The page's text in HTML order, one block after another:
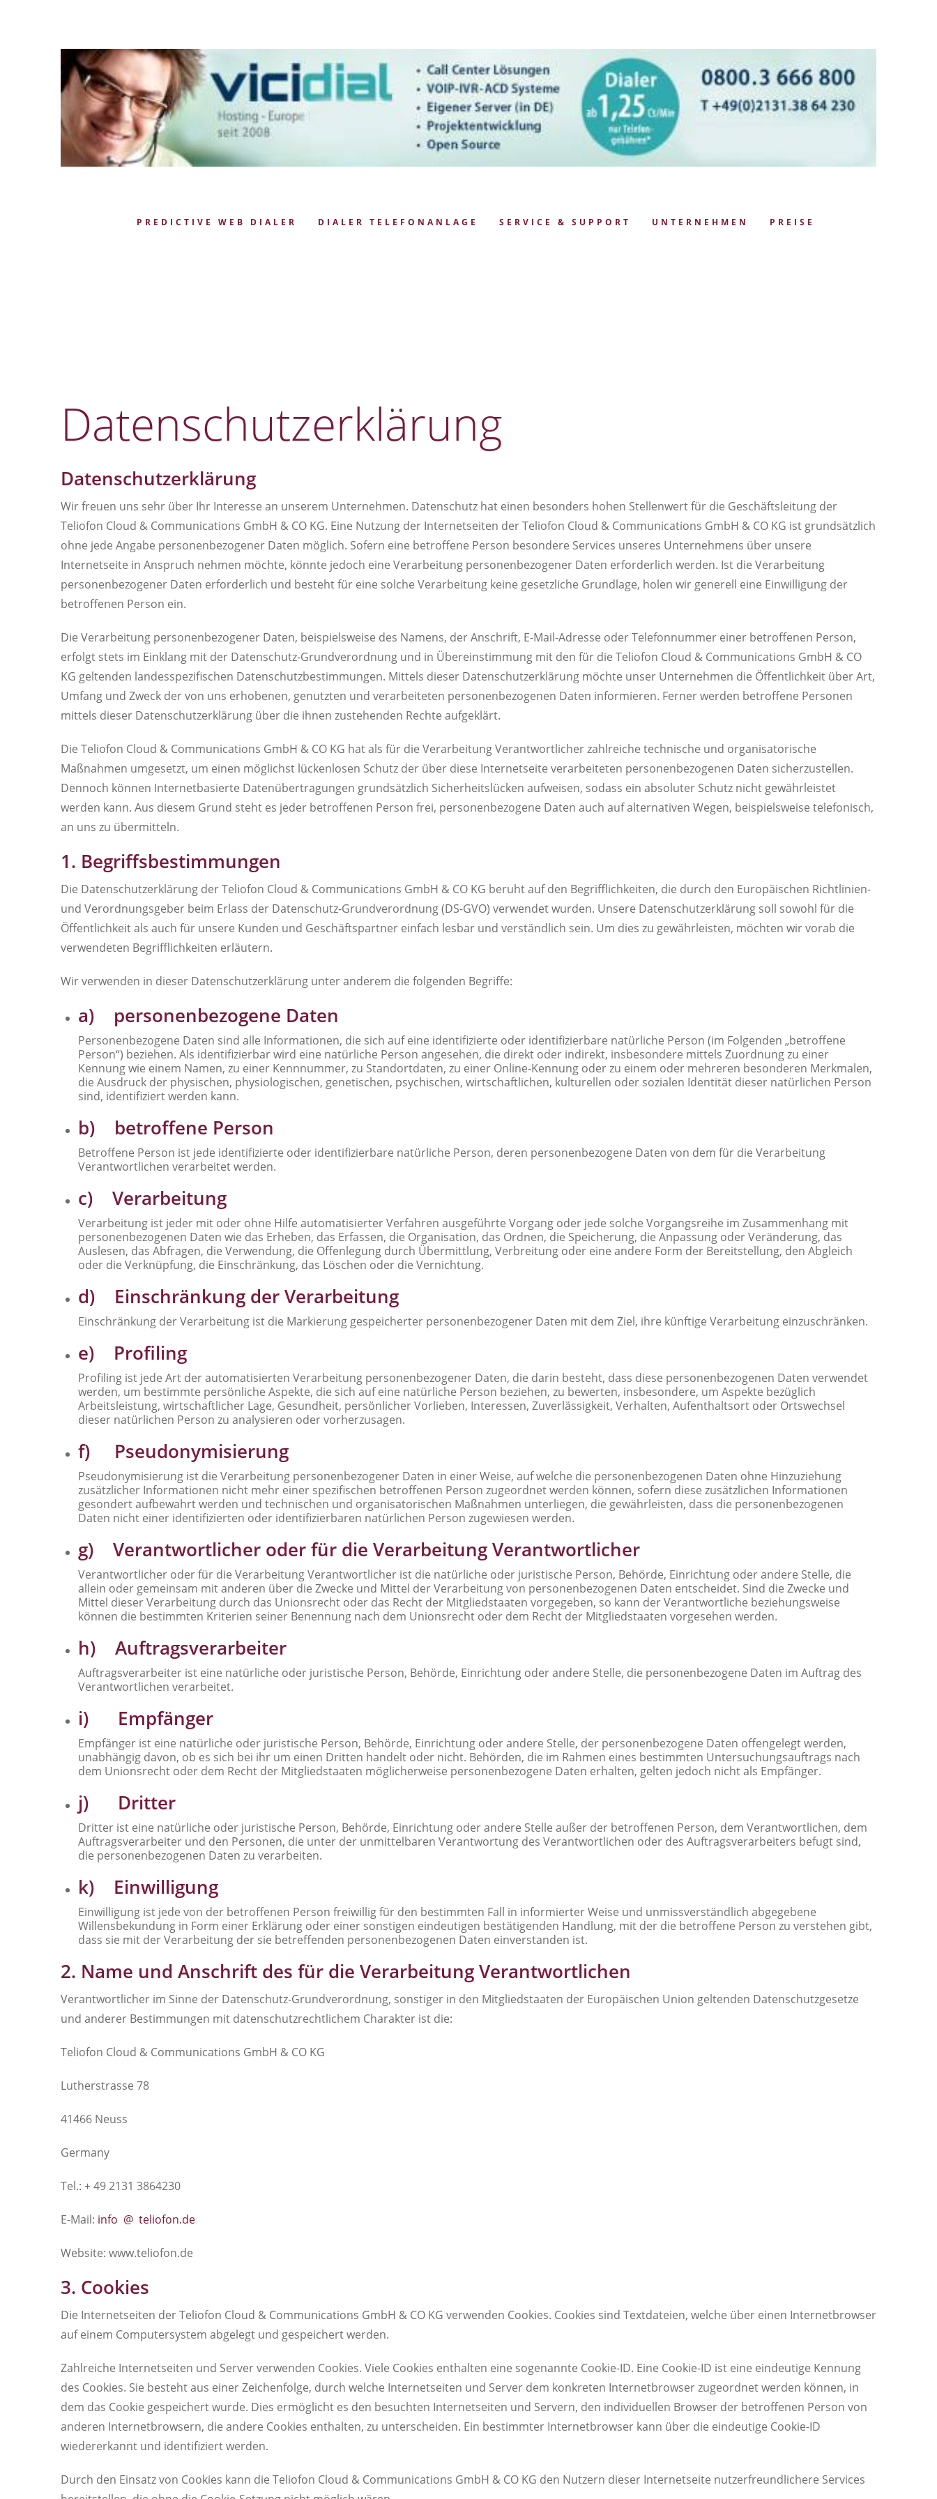
PREDICTIVE WEB DIALER DIALER TELEFONANLAGE SERVICE & SUPPORT UNTERNEHMEN PREISE
Datenschutzerklärung
Datenschutzerklärung
Wir freuen uns sehr über Ihr Interesse an unserem Unternehmen. Datenschutz hat einen besonders hohen Stellenwert für die Geschäftsleitung der
Teliofon Cloud & Communications GmbH & CO KG. Eine Nutzung der Internetseiten der Teliofon Cloud & Communications GmbH & CO KG ist grundsätzlich
ohne jede Angabe personenbezogener Daten möglich. Sofern eine betroffene Person besondere Services unseres Unternehmens über unsere
Internetseite in Anspruch nehmen möchte, könnte jedoch eine Verarbeitung personenbezogener Daten erforderlich werden. Ist die Verarbeitung
personenbezogener Daten erforderlich und besteht für eine solche Verarbeitung keine gesetzliche Grundlage, holen wir generell eine Einwilligung der
betroffenen Person ein.
Die Verarbeitung personenbezogener Daten, beispielsweise des Namens, der Anschrift, E-Mail-Adresse oder Telefonnummer einer betroffenen Person,
erfolgt stets im Einklang mit der Datenschutz-Grundverordnung und in Übereinstimmung mit den für die Teliofon Cloud & Communications GmbH & CO
KG geltenden landesspezifischen Datenschutzbestimmungen. Mittels dieser Datenschutzerklärung möchte unser Unternehmen die Öffentlichkeit über Art,
Umfang und Zweck der von uns erhobenen, genutzten und verarbeiteten personenbezogenen Daten informieren. Ferner werden betroffene Personen
mittels dieser Datenschutzerklärung über die ihnen zustehenden Rechte aufgeklärt.
Die Teliofon Cloud & Communications GmbH & CO KG hat als für die Verarbeitung Verantwortlicher zahlreiche technische und organisatorische
Maßnahmen umgesetzt, um einen möglichst lückenlosen Schutz der über diese Internetseite verarbeiteten personenbezogenen Daten sicherzustellen.
Dennoch können Internetbasierte Datenübertragungen grundsätzlich Sicherheitslücken aufweisen, sodass ein absoluter Schutz nicht gewährleistet
werden kann. Aus diesem Grund steht es jeder betroffenen Person frei, personenbezogene Daten auch auf alternativen Wegen, beispielsweise telefonisch,
an uns zu übermitteln.
1. Begriffsbestimmungen
Die Datenschutzerklärung der Teliofon Cloud & Communications GmbH & CO KG beruht auf den Begrifflichkeiten, die durch den Europäischen Richtlinien-
und Verordnungsgeber beim Erlass der Datenschutz-Grundverordnung (DS-GVO) verwendet wurden. Unsere Datenschutzerklärung soll sowohl für die
Öffentlichkeit als auch für unsere Kunden und Geschäftspartner einfach lesbar und verständlich sein. Um dies zu gewährleisten, möchten wir vorab die
verwendeten Begrifflichkeiten erläutern.
Wir verwenden in dieser Datenschutzerklärung unter anderem die folgenden Begriffe:
a) personenbezogene Daten
Personenbezogene Daten sind alle Informationen, die sich auf eine identifizierte oder identifizierbare natürliche Person (im Folgenden „betroffene
Person“) beziehen. Als identifizierbar wird eine natürliche Person angesehen, die direkt oder indirekt, insbesondere mittels Zuordnung zu einer
Kennung wie einem Namen, zu einer Kennnummer, zu Standortdaten, zu einer Online-Kennung oder zu einem oder mehreren besonderen Merkmalen,
die Ausdruck der physischen, physiologischen, genetischen, psychischen, wirtschaftlichen, kulturellen oder sozialen Identität dieser natürlichen Person
sind, identifiziert werden kann.
b) betroffene Person
Betroffene Person ist jede identifizierte oder identifizierbare natürliche Person, deren personenbezogene Daten von dem für die Verarbeitung
Verantwortlichen verarbeitet werden.
c) Verarbeitung
Verarbeitung ist jeder mit oder ohne Hilfe automatisierter Verfahren ausgeführte Vorgang oder jede solche Vorgangsreihe im Zusammenhang mit
personenbezogenen Daten wie das Erheben, das Erfassen, die Organisation, das Ordnen, die Speicherung, die Anpassung oder Veränderung, das
Auslesen, das Abfragen, die Verwendung, die Offenlegung durch Übermittlung, Verbreitung oder eine andere Form der Bereitstellung, den Abgleich
oder die Verknüpfung, die Einschränkung, das Löschen oder die Vernichtung.
d) Einschränkung der Verarbeitung
Einschränkung der Verarbeitung ist die Markierung gespeicherter personenbezogener Daten mit dem Ziel, ihre künftige Verarbeitung einzuschränken.
e) Profiling
Profiling ist jede Art der automatisierten Verarbeitung personenbezogener Daten, die darin besteht, dass diese personenbezogenen Daten verwendet
werden, um bestimmte persönliche Aspekte, die sich auf eine natürliche Person beziehen, zu bewerten, insbesondere, um Aspekte bezüglich
Arbeitsleistung, wirtschaftlicher Lage, Gesundheit, persönlicher Vorlieben, Interessen, Zuverlässigkeit, Verhalten, Aufenthaltsort oder Ortswechsel
dieser natürlichen Person zu analysieren oder vorherzusagen.
f) Pseudonymisierung
Pseudonymisierung ist die Verarbeitung personenbezogener Daten in einer Weise, auf welche die personenbezogenen Daten ohne Hinzuziehung
zusätzlicher Informationen nicht mehr einer spezifischen betroffenen Person zugeordnet werden können, sofern diese zusätzlichen Informationen
gesondert aufbewahrt werden und technischen und organisatorischen Maßnahmen unterliegen, die gewährleisten, dass die personenbezogenen
Daten nicht einer identifizierten oder identifizierbaren natürlichen Person zugewiesen werden.
g) Verantwortlicher oder für die Verarbeitung Verantwortlicher
Verantwortlicher oder für die Verarbeitung Verantwortlicher ist die natürliche oder juristische Person, Behörde, Einrichtung oder andere Stelle, die
allein oder gemeinsam mit anderen über die Zwecke und Mittel der Verarbeitung von personenbezogenen Daten entscheidet. Sind die Zwecke und
Mittel dieser Verarbeitung durch das Unionsrecht oder das Recht der Mitgliedstaaten vorgegeben, so kann der Verantwortliche beziehungsweise
können die bestimmten Kriterien seiner Benennung nach dem Unionsrecht oder dem Recht der Mitgliedstaaten vorgesehen werden.
h) Auftragsverarbeiter
Auftragsverarbeiter ist eine natürliche oder juristische Person, Behörde, Einrichtung oder andere Stelle, die personenbezogene Daten im Auftrag des
Verantwortlichen verarbeitet.
i) Empfänger
Empfänger ist eine natürliche oder juristische Person, Behörde, Einrichtung oder andere Stelle, der personenbezogene Daten offengelegt werden,
unabhängig davon, ob es sich bei ihr um einen Dritten handelt oder nicht. Behörden, die im Rahmen eines bestimmten Untersuchungsauftrags nach
dem Unionsrecht oder dem Recht der Mitgliedstaaten möglicherweise personenbezogene Daten erhalten, gelten jedoch nicht als Empfänger.
j) Dritter
Dritter ist eine natürliche oder juristische Person, Behörde, Einrichtung oder andere Stelle außer der betroffenen Person, dem Verantwortlichen, dem
Auftragsverarbeiter und den Personen, die unter der unmittelbaren Verantwortung des Verantwortlichen oder des Auftragsverarbeiters befugt sind,
die personenbezogenen Daten zu verarbeiten.
k) Einwilligung
Einwilligung ist jede von der betroffenen Person freiwillig für den bestimmten Fall in informierter Weise und unmissverständlich abgegebene
Willensbekundung in Form einer Erklärung oder einer sonstigen eindeutigen bestätigenden Handlung, mit der die betroffene Person zu verstehen gibt,
dass sie mit der Verarbeitung der sie betreffenden personenbezogenen Daten einverstanden ist.
2. Name und Anschrift des für die Verarbeitung Verantwortlichen
Verantwortlicher im Sinne der Datenschutz-Grundverordnung, sonstiger in den Mitgliedstaaten der Europäischen Union geltenden Datenschutzgesetze
und anderer Bestimmungen mit datenschutzrechtlichem Charakter ist die:
Teliofon Cloud & Communications GmbH & CO KG
Lutherstrasse 78
41466 Neuss
Germany
Tel.: + 49 2131 3864230
E-Mail: info @ teliofon.de
Website: www.teliofon.de
3. Cookies
Die Internetseiten der Teliofon Cloud & Communications GmbH & CO KG verwenden Cookies. Cookies sind Textdateien, welche über einen Internetbrowser
auf einem Computersystem abgelegt und gespeichert werden.
Zahlreiche Internetseiten und Server verwenden Cookies. Viele Cookies enthalten eine sogenannte Cookie-ID. Eine Cookie-ID ist eine eindeutige Kennung
des Cookies. Sie besteht aus einer Zeichenfolge, durch welche Internetseiten und Server dem konkreten Internetbrowser zugeordnet werden können, in
dem das Cookie gespeichert wurde. Dies ermöglicht es den besuchten Internetseiten und Servern, den individuellen Browser der betroffenen Person von
anderen Internetbrowsern, die andere Cookies enthalten, zu unterscheiden. Ein bestimmter Internetbrowser kann über die eindeutige Cookie-ID
wiedererkannt und identifiziert werden.
Durch den Einsatz von Cookies kann die Teliofon Cloud & Communications GmbH & CO KG den Nutzern dieser Internetseite nutzerfreundlichere Services